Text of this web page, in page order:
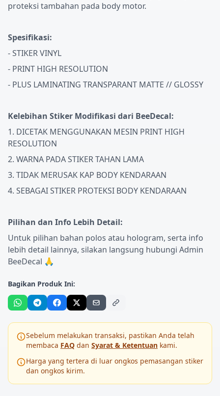
proteksi tambahan pada body motor.
Spesifikasi:
- STIKER VINYL
- PRINT HIGH RESOLUTION
- PLUS LAMINATING TRANSPARANT MATTE // GLOSSY
Kelebihan Stiker Modifikasi dari BeeDecal:
1. DICETAK MENGGUNAKAN MESIN PRINT HIGH
RESOLUTION
2. WARNA PADA STIKER TAHAN LAMA
3. TIDAK MERUSAK KAP BODY KENDARAAN
4. SEBAGAI STIKER PROTEKSI BODY KENDARAAN
Pilihan dan Info Lebih Detail:
Untuk pilihan bahan polos atau hologram, serta info
lebih detail lainnya, silakan langsung hubungi Admin
BeeDecal 🙏
Bagikan Produk Ini:
Sebelum melakukan transaksi, pastikan Anda telah
membaca FAQ dan Syarat & Ketentuan kami.
Harga yang tertera di luar ongkos pemasangan stiker
dan ongkos kirim.